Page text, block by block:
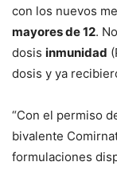
con los nuevos
mayores de 12.
dosis inmunidad
dosis y ya
“Con el permiso
bivalente
formulaciones